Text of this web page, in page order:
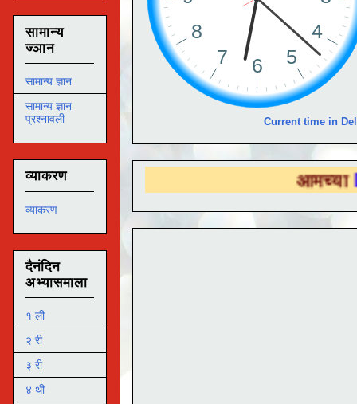
Current time in
DS
सामान्य
ज्ञान
सामान्य ज्ञान
सामान्य ज्ञान
प्रश्नावली
व्याकरण
व्याकरण
दैनंदिन
अभ्यासमाला
१ ली
२ री
३ री
४ थी